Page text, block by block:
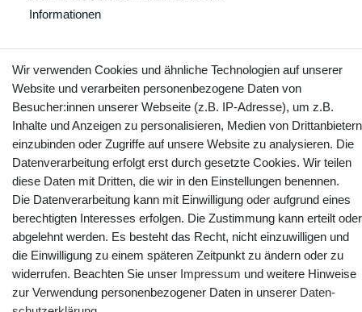
Informationen
Vertrag widerrufen Kontakt
YouTube Facebook Instagram
Wir verwenden Cookies und ähnliche Technologien auf unserer
Website und verarbeiten personenbezogene Daten von
Besucher:innen unserer Webseite (z.B. IP-Adresse), um z.B.
Inhalte und Anzeigen zu personalisieren, Medien von Drittanbietern
einzubinden oder Zugriffe auf unsere Website zu analysieren. Die
Datenverarbeitung erfolgt erst durch gesetzte Cookies. Wir teilen
diese Daten mit Dritten, die wir in den Einstellungen benennen.
Die Datenverarbeitung kann mit Einwilligung oder aufgrund eines
berechtigten Interesses erfolgen. Die Zustimmung kann erteilt oder
abgelehnt werden. Es besteht das Recht, nicht einzuwilligen und
die Einwilligung zu einem späteren Zeitpunkt zu ändern oder zu
widerrufen. Beachten Sie unser Impressum und weitere Hinweise
zur Verwendung personenbezogener Daten in unserer Daten­